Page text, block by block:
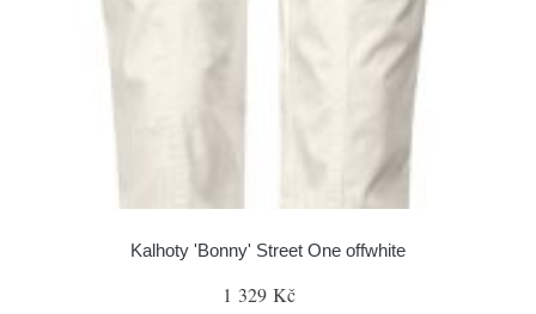
Kalhoty 'Bonny' Street One offwhite
1 329 Kč